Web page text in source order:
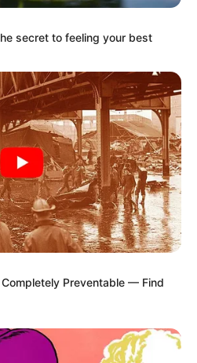
secret to feeling your best
Preventable — Find